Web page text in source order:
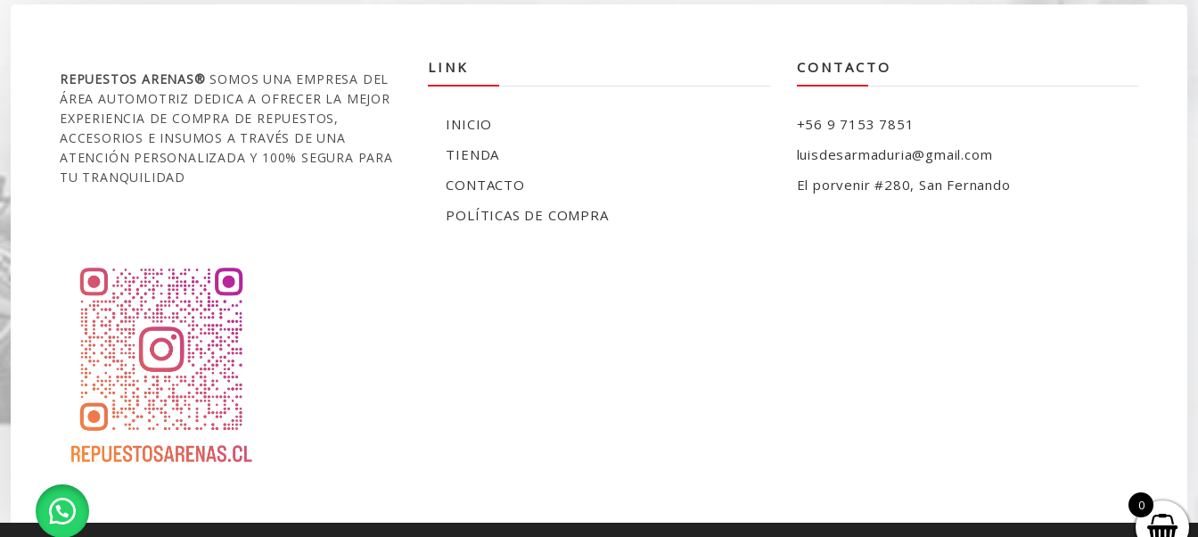
REPUESTOS ARENAS®SOMOS UNA EMPRESA DEL
ÁREA AUTOMOTRIZ DEDICA A OFRECER LA MEJOR
EXPERIENCIA DE COMPRA DE REPUESTOS,
ACCESORIOS E INSUMOS A TRAVÉS DE UNA
ATENCIÓN PERSONALIZADA Y 100% SEGURA PARA
TU TRANQUILIDAD
LINK
INICIO
TIENDA
CONTACTO
POLÍTICAS DE COMPRA
CONTACTO
+56 9 7153 7851
luisdesarmaduria@gmail.com
El porvenir #280, San Fernando
0